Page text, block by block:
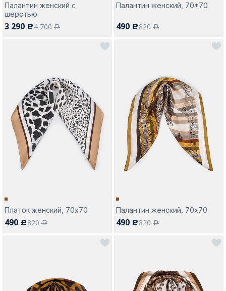
Да, все верно
Покупателям
Палантин женский с
шерстью
3 290 c4 700a
Палантин женский, 70*70
490 c820a
Платок женский, 70х70
490 c820a
Палантин женский, 70х70
490 c820a